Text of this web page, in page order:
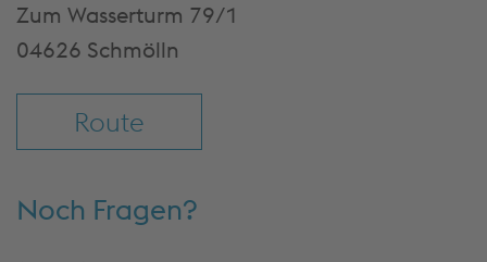
Zum Wasserturm 79/1
04626 Schmölln
Route
Noch Fragen?